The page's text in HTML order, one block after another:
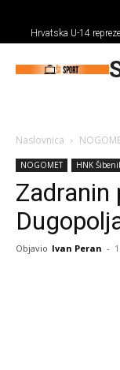
Hrvatska U-14
Naslovnica
NOGOMET HNK
Zadranin
Objavio Ivan Peran -